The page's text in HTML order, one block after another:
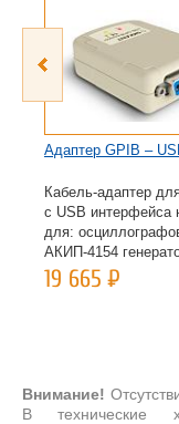
Адаптер GPIB –
Кабель-адаптер
с USB интерфейса
для:
АКИП-4154
19 665Р
Внимание!
В технические